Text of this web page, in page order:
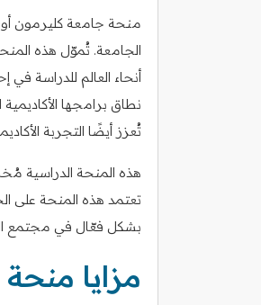
منحة جامعة كليرمون
الجامعة. تُموّل هذه
أنحاء العالم للدراسة
نطاق برامجها
تُعزز أيضًا التجربة
هذه المنحة الدراسية
تعتمد هذه المنحة على
بشكل فعّال في مجتمع
مزايا